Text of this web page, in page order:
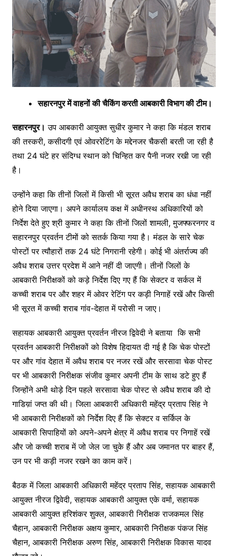
सहारनपुर में वाहनों की चैकिंग करती आबकारी विभाग की टीम।
सहारनपुर। उप आबकारी आयुक्त सुधीर कुमार ने कहा कि मंडल शराब
की तस्करी, कसीदगी एवं ओवररेटिंग के मद्देनजर चैकसी बरती जा रही है
तथा 24 घंटे हर संदिग्ध स्थान को चिन्हित कर पैनी नजर रखी जा रही
है।
उन्होंने कहा कि तीनों जिलों में किसी भी सूरत अवैध शराब का धंधा नहीं
होने दिया जाएगा। अपने कार्यालय कक्ष में अधीनस्थ अधिकारियों को
निर्देश देते हुए श्री कुमार ने कहा कि तीनों जिलों शामली, मुजफ्फरनगर व
सहारनपुर प्रवर्तन टीमों को सतर्क किया गया है। मंडल के सारे चेक
पोस्टों पर त्यौहारों तक 24 घंटे निगरानी रहेगी। कोई भी अंतर्राज्य की
अवैध शराब उत्तर प्रदेश में आने नहीं दी जाएगी। तीनों जिलों के
आबकारी निरीक्षकों को कड़े निर्देश दिए गए हैं कि सेक्टर व सर्कल में
कच्ची शराब पर और शहर में ओवर रेटिंग पर कड़ी निगाहें रखें और किसी
भी सूरत में कच्ची शराब गांव-देहात में परोसी न जाए।
सहायक आबकारी आयुक्त प्रवर्तन नीरज द्विवेदी ने बताया कि सभी
प्रवर्तन आबकारी निरीक्षकों को विशेष हिदायत दी गई है कि चेक पोस्टों
पर और गांव देहात में अवैध शराब पर नजर रखें और सरसावा चेक पोस्ट
पर भी आबकारी निरीक्षक संजीव कुमार अपनी टीम के साथ डटे हुए हैं
जिन्होंने अभी थोड़े दिन पहले सरसावा चेक पोस्ट से अवैध शराब की दो
गाडिय़ां जप्त की थी। जिला आबकारी अधिकारी महेंद्र प्रताप सिंह ने
भी आबकारी निरीक्षकों को निर्देश दिए हैं कि सेक्टर व सर्किल के
आबकारी सिपाहियों को अपने-अपने क्षेत्र में अवैध शराब पर निगाहें रखें
और जो कच्ची शराब में जो जेल जा चुके हैं और अब जमानत पर बाहर हैं,
उन पर भी कड़ी नजर रखने का काम करें।
बैठक में जिला आबकारी अधिकारी महेंद्र प्रताप सिंह, सहायक आबकारी
आयुक्त नीरज द्विवेदी, सहायक आबकारी आयुक्त एके वर्मा, सहायक
आबकारी आयुक्त हरिशंकर शुक्ल, आबकारी निरीक्षक राजकमल सिंह
चैहान, आबकारी निरीक्षक अक्षय कुमार, आबकारी निरीक्षक पंकज सिंह
चैहान, आबकारी निरीक्षक अरुण सिंह, आबकारी निरीक्षक विकास यादव